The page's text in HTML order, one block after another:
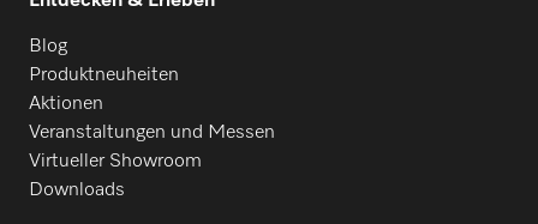
Blog
Produktneuheiten
Aktionen
Veranstaltungen und Messen
Virtueller Showroom
Downloads